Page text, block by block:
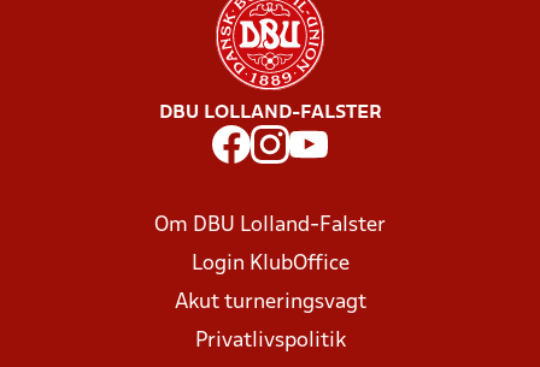
DBU LOLLAND-FALSTER
Om DBU Lolland-Falster
Login KlubOffice
Akut turneringsvagt
Privatlivspolitik